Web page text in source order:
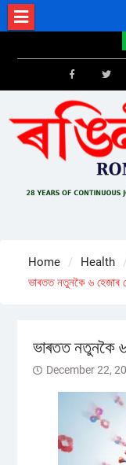
Skip
to
Facebook
Home
Health
ভাৰতত নতুনকৈ ৬ হেজাৰ
ভাৰতত নতুনকৈ
December 22,